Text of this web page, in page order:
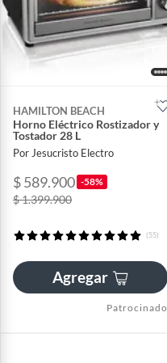
HAMILTON BEACH
Horno Eléctrico Rostizador y
Tostador 28 L
Por Jesucristo Electro
$ 589.900 -58%
$ 1.399.900
(55)
Agregar
Patrocinado